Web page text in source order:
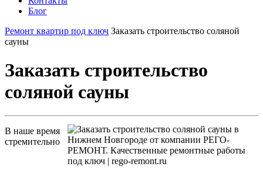
Блог
Ремонт квартир под ключ Заказать строительство соляной
сауны
Заказать строительство
соляной сауны
В наше время
стремительно